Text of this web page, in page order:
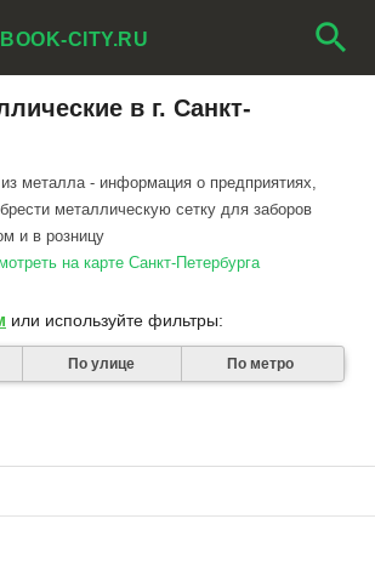
CITY.RU search
в г. Санкт-
металла - информация о предприятиях,
металлическую сетку для заборов
и в розницу
на карте Санкт-Петербурга
или используйте фильтры:
По улице По метро